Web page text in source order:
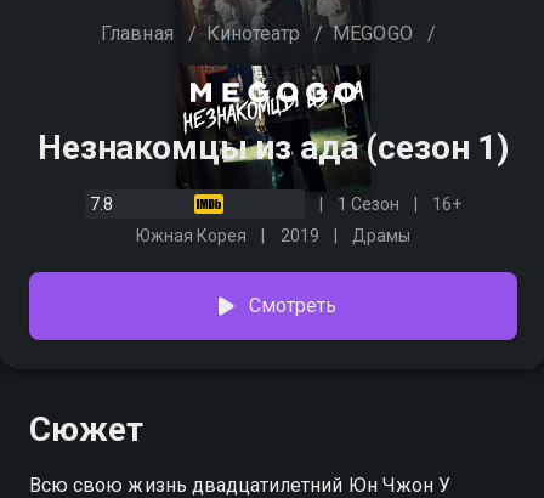
Главная / Кинотеатр / MEGOGO /
Незнакомцы из ада (сезон 1)
7.8 1 Сезон
16+
Южная Корея
2019 Драмы
Смотреть
Сюжет
Всю свою жизнь двадцатилетний Юн Чжон У